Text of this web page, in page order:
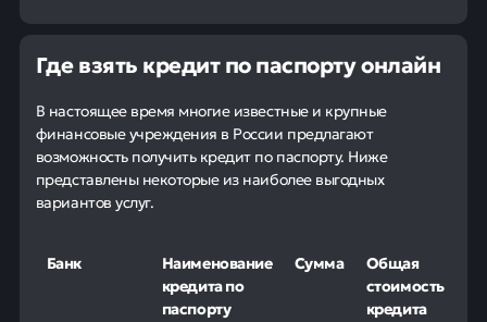
Где взять кредит по паспорту онлайн
В настоящее время многие известные и крупные
финансовые учреждения в России предлагают
возможность получить кредит по паспорту. Ниже
представлены некоторые из наиболее выгодных
вариантов услуг.
Банк
Наименование
кредита по
паспорту
Сумма
Общая
стоимость
кредита